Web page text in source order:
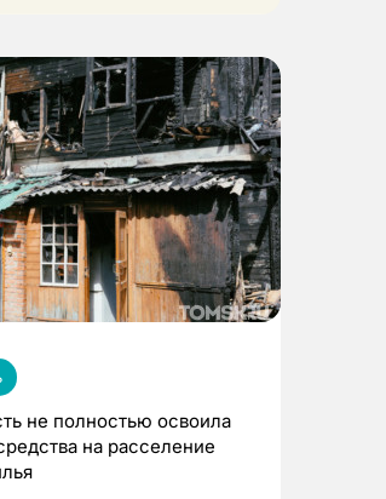
не полностью освоила
на расселение